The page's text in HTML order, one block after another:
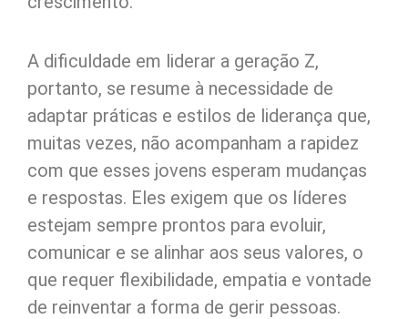
A dificuldade em liderar a geração Z,
portanto, se resume à necessidade de
adaptar práticas e estilos de liderança que,
muitas vezes, não acompanham a rapidez
com que esses jovens esperam mudanças
e respostas. Eles exigem que os líderes
estejam sempre prontos para evoluir,
comunicar e se alinhar aos seus valores, o
que requer flexibilidade, empatia e vontade
de reinventar a forma de gerir pessoas.